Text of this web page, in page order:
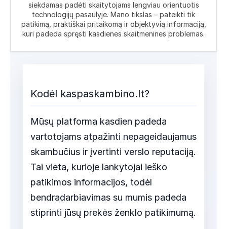
siekdamas padėti skaitytojams lengviau orientuotis
technologijų pasaulyje. Mano tikslas – pateikti tik
patikimą, praktiškai pritaikomą ir objektyvią informaciją,
kuri padeda spręsti kasdienes skaitmenines problemas.
Kodėl kaspaskambino.lt?
Mūsų platforma kasdien padeda
vartotojams atpažinti nepageidaujamus
skambučius ir įvertinti verslo reputaciją.
Tai vieta, kurioje lankytojai ieško
patikimos informacijos, todėl
bendradarbiavimas su mumis padeda
stiprinti jūsų prekės ženklo patikimumą.